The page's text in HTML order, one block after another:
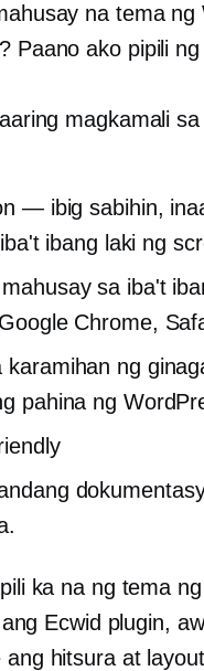
na tema ng
Paano ako pipili
magkamali
— ibig sabihin,
ibang laki ng
sa iba't
Chrome,
karamihan ng
pahina ng
ka na ng tema
Ecwid plugin,
ang hitsura at